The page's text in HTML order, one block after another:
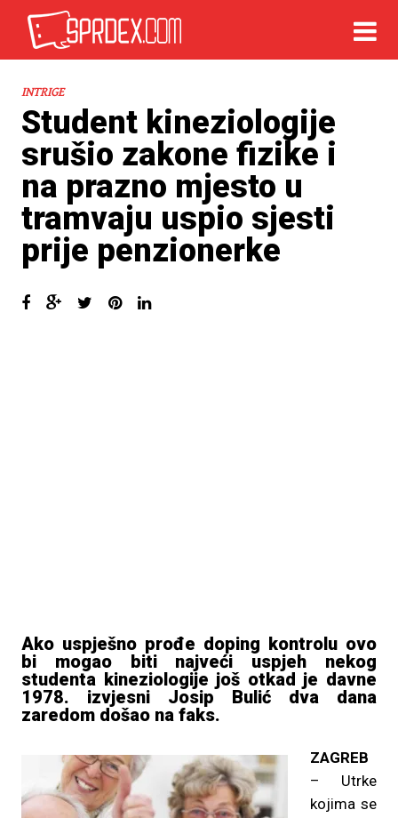
INTRIGE
Student kineziologije
srušio zakone fizike i
na prazno mjesto u
tramvaju uspio sjesti
prije penzionerke
Ako uspješno prođe doping kontrolu ovo
bi mogao biti najveći uspjeh nekog
studenta kineziologije još otkad je davne
1978. izvjesni Josip Bulić dva dana
zaredom došao na faks.
ZAGREB
– Utrke
kojima se